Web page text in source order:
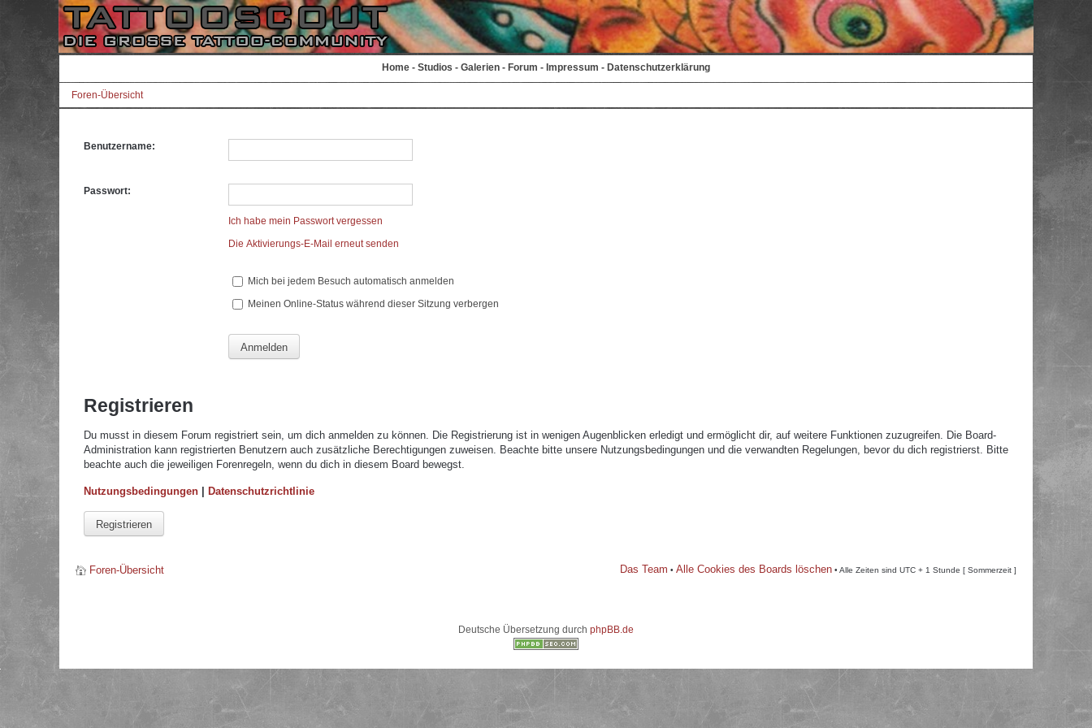
Home - Studios - Galerien - Forum - Impressum - Datenschutzerklärung
Foren-Übersicht
Benutzername:
Passwort:
Ich habe mein Passwort vergessen
Die Aktivierungs-E-Mail erneut senden
Mich bei jedem Besuch automatisch anmelden
Meinen Online-Status während dieser Sitzung verbergen
Registrieren
Du musst in diesem Forum registriert sein, um dich anmelden zu können. Die Registrierung ist in wenigen Augenblicken erledigt und ermöglicht dir, auf weitere Funktionen zuzugreifen. Die Board-
Administration kann registrierten Benutzern auch zusätzliche Berechtigungen zuweisen. Beachte bitte unsere Nutzungsbedingungen und die verwandten Regelungen, bevor du dich registrierst. Bitte
beachte auch die jeweiligen Forenregeln, wenn du dich in diesem Board bewegst.
Nutzungsbedingungen | Datenschutzrichtlinie
Registrieren
Foren-Übersicht Das Team • Alle Cookies des Boards löschen • Alle Zeiten sind UTC + 1 Stunde [ Sommerzeit ]
Deutsche Übersetzung durch phpBB.de